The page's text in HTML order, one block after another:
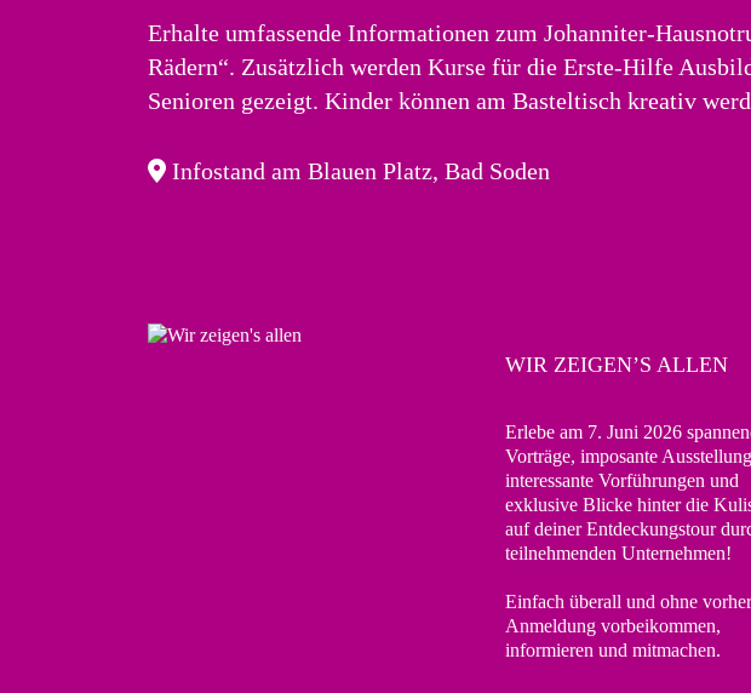
Erhalte umfassende Informationen zum Johanniter-
Rädern“. Zusätzlich werden Kurse für die Erste-Hilfe
Senioren gezeigt. Kinder können am Basteltisch kreativ
Infostand am Blauen Platz, Bad Soden
WIR ZEIGEN’S ALLEN
Erlebe am 7. Juni 2026
Vorträge, imposante
interessante Vorführungen und
exklusive Blicke hinter die
auf deiner Entdeckungstour
teilnehmenden Unternehmen!
Einfach überall und ohne
Anmeldung vorbeikommen,
informieren und mitmachen.